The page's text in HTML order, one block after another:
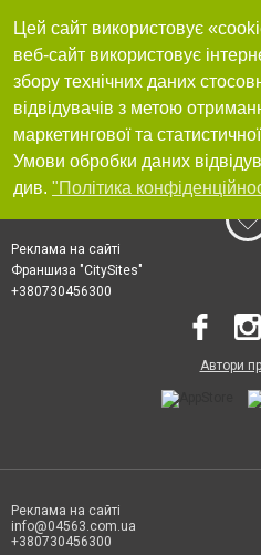
Цей сайт використовує
веб-сайт використовує
збору технічних даних
відвідувачів з метою
маркетингової та
Умови обробки даних
див. "Політика
Реклама на сайті
Франшиза "CitySites"
+380730456300
Автори
Реклама на сайті
info@04563.com.ua
+380730456300